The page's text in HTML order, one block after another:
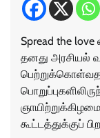
Spread the
தனது அரசியல்
கூட்டத்துக்குப்